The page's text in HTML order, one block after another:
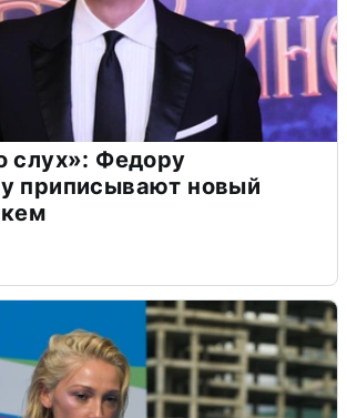
слух»: Федору
приписывают новый